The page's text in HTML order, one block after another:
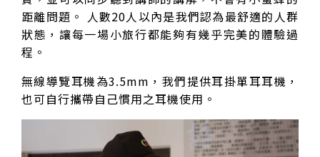
距離問題。 人數20人以內是我們認為最舒適的人群
狀態，讓每一場小旅行都能夠有幾乎完美的體驗過
程。
無線導覽耳機為3.5mm，我們提供耳掛單耳耳機，
也可自行攜帶自己慣用之耳機使用。